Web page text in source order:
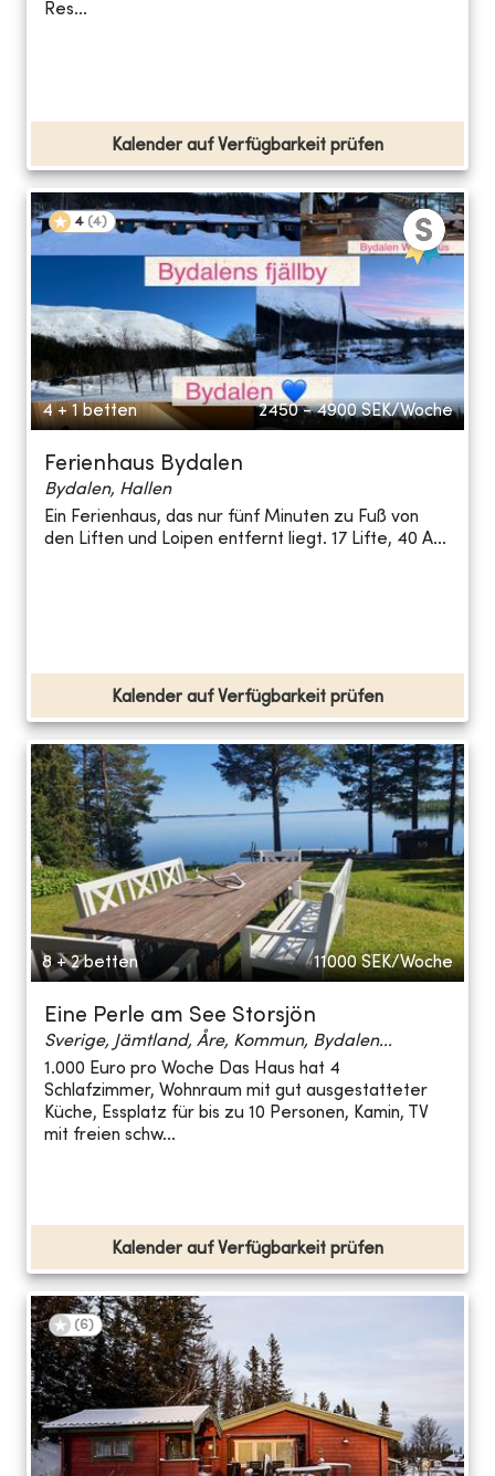
Res...
Kalender auf Verfügbarkeit prüfen
4 (4)
4 + 1 betten 2450 - 4900 SEK/Woche
Ferienhaus Bydalen
Bydalen, Hallen
Ein Ferienhaus, das nur fünf Minuten zu Fuß von
den Liften und Loipen entfernt liegt. 17 Lifte, 40 A...
Kalender auf Verfügbarkeit prüfen
8 + 2 betten 11000 SEK/Woche
Eine Perle am See Storsjön
Sverige, Jämtland, Åre, Kommun, Bydalen...
1.000 Euro pro Woche Das Haus hat 4
Schlafzimmer, Wohnraum mit gut ausgestatteter
Küche, Essplatz für bis zu 10 Personen, Kamin, TV
mit freien schw...
Kalender auf Verfügbarkeit prüfen
(6)